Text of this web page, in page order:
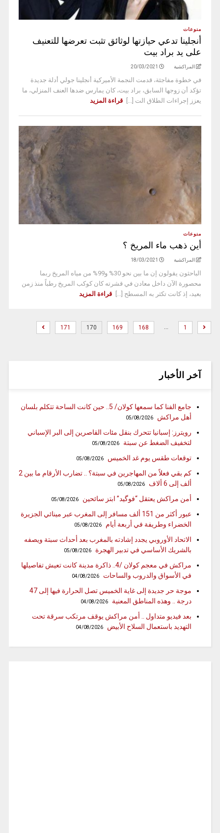
منوعات
أنجلينا تدعي حيازتها لوثائق تثبت تعرضها للتعنيف
على يد براد بيت
المراكشية 20/03/2021
في خطوة مفاجئة، قدمت النجمة الأميركية أنجلينا جولي أدلة جديدة
تؤكد أن زوجها السابق، براد بيت، كان يمارس ضدها العنف المنزلي، ما
يعزز إجراءات الطلاق الت [...]
قراءة المزيد
منوعات
أين ذهب ماء المريخ ؟
المراكشية 18/03/2021
الباحثون يقولون إن ما بين نحو 30% و99% من مياه المريخ ربما
محصورة الآن داخل معادن في قشرته كان كوكب المريخ رطباً منذ زمن
بعيد، إذ كانت تكثر به المسطح [...]
قراءة المزيد
1
…
168
169
170
171
آخر الأخبار
جامع الفنا كما سمعها كولان/ 5.. حين كانت الساحة تتكلم بلسان
أهل مراكش
05/08/2026
رويترز: إسبانيا تتحرك بنقل مئات القاصرين إلى البر الإسباني
لتخفيف الضغط عن سبتة
05/08/2026
توقعات طقس يوم غد الخميس 05/08/2026
كم بقي فعلاً من المهاجرين في سبتة؟ .. تضارب الأرقام ما بين 2
ألف إلى 6 ألاف
05/08/2026
أمن مراكش يعتقل “فوگيد” ابتز سائحين 05/08/2026
عبور أكثر من 151 ألف مسافر إلى المغرب عبر مينائي الجزيرة
الخضراء وطريفة في أربعة أيام
05/08/2026
الاتحاد الأوروبي يجدد إشادته بالمغرب بعد أحداث سبتة ويصفه
بالشريك الأساسي في تدبير الهجرة
05/08/2026
مراكش في معجم كولان /4.. ذاكرة مدينة كانت تعيش تفاصيلها
في الأسواق والدروب والساحات
04/08/2026
موجة حر جديدة إلى غاية الخميس تصل الحرارة فيها إلى 47
درجة .. وهذه المناطق المعنية
04/08/2026
بعد فيديو متداول .. أمن مراكش يوقف مرتكب سرقة تحت
التهديد باستعمال السلاح الأبيض
04/08/2026